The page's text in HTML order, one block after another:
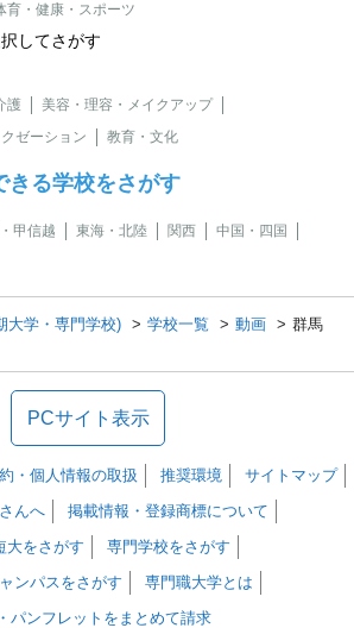
育・健康・スポーツ
してさがす
護
美容・理容・メイクアップ
ゼーション
教育・文化
きる学校をさがす
甲信越 東海・北陸 関西
中国・四国
大学・専門学校) 学校一覧 動画
群馬
PCサイト表示
・個人情報の取扱 推奨環境
サイトマップ
んへ
掲載情報・登録商標について
大をさがす
専門学校をさがす
ンパスをさがす
専門職大学とは
パンフレットをまとめて請求